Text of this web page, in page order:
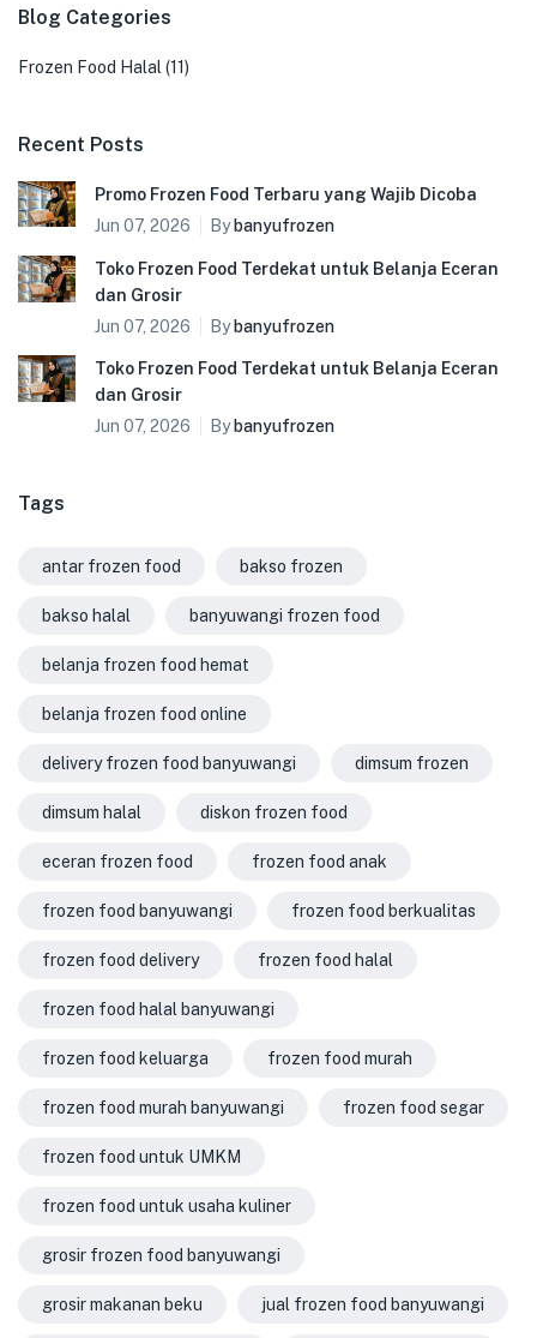
Blog Categories
Frozen Food Halal (11)
Recent Posts
Promo Frozen Food Terbaru yang Wajib Dicoba
Jun 07, 2026
By banyufrozen
Toko Frozen Food Terdekat untuk Belanja Eceran
dan Grosir
Jun 07, 2026
Bybanyufrozen
Toko Frozen Food Terdekat untuk Belanja Eceran
dan Grosir
Jun 07, 2026
Bybanyufrozen
Tags
antar frozen food bakso frozen
bakso halal banyuwangi frozen food
belanja frozen food hemat
belanja frozen food online
delivery frozen food banyuwangi dimsum frozen
dimsum halal diskon frozen food
eceran frozen food frozen food anak
frozen food banyuwangi frozen food berkualitas
frozen food delivery frozen food halal
frozen food halal banyuwangi
frozen food keluarga frozen food murah
frozen food murah banyuwangi frozen food segar
frozen food untuk UMKM
frozen food untuk usaha kuliner
grosir frozen food banyuwangi
grosir makanan beku jual frozen food banyuwangi